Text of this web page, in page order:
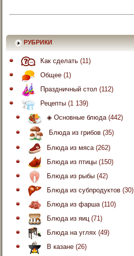
РУБРИКИ
Как сделать (11)
Общее (1)
Праздничный стол (112)
Рецепты (1 139)
◈ Основные блюда(442)
Блюда из грибов (35)
Блюда из мяса(262)
Блюда из птицы (150)
Блюда из рыбы (42)
Блюда из субпродуктов (30)
Блюда из фарша(110)
Блюда из яиц(71)
Блюда на углях (49)
В казане (26)